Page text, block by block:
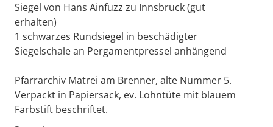
Siegel von Hans Ainfuzz zu Innsbruck (gut
erhalten)
1 schwarzes Rundsiegel in beschädigter
Siegelschale an Pergamentpressel anhängend
Pfarrarchiv Matrei am Brenner, alte Nummer 5.
Verpackt in Papiersack, ev. Lohntüte mit blauem
Farbstift beschriftet.